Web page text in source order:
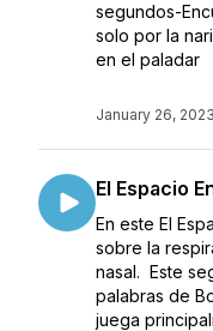
segundos-
solo por la
en el paladar
January 26, 2023
El Espacio
En este El
sobre la
nasal. Este
palabras de
juega